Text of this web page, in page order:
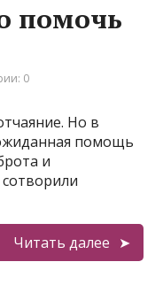
помочь
0
Но в
помощь
и
Читать далее